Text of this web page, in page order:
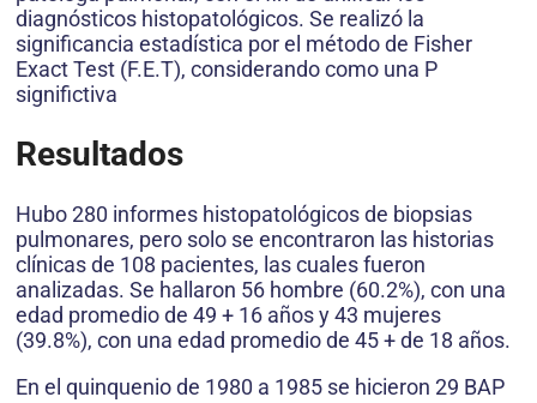
diagnósticos histopatológicos. Se realizó la
significancia estadística por el método de Fisher
Exact Test (F.E.T), considerando como una P
significtiva
Resultados
Hubo 280 informes histopatológicos de biopsias
pulmonares, pero solo se encontraron las historias
clínicas de 108 pacientes, las cuales fueron
analizadas. Se hallaron 56 hombre (60.2%), con una
edad promedio de 49 + 16 años y 43 mujeres
(39.8%), con una edad promedio de 45 + de 18 años.
En el quinquenio de 1980 a 1985 se hicieron 29 BAP